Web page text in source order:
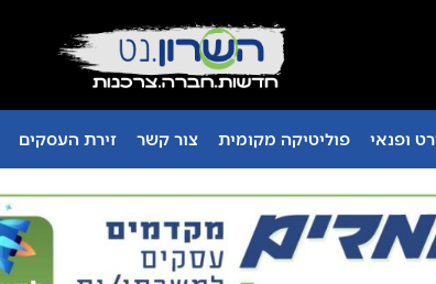
ופנאי פוליטיקה מקומית צור קשר זירת העסקים